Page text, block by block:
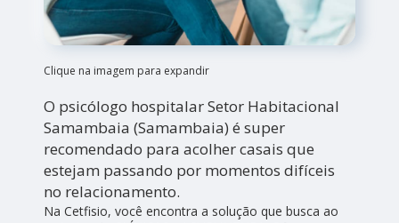
Clique na imagem para expandir
O psicólogo hospitalar Setor Habitacional
Samambaia (Samambaia) é super
recomendado para acolher casais que
estejam passando por momentos difíceis
no relacionamento.
Na Cetfisio, você encontra a solução que busca ao